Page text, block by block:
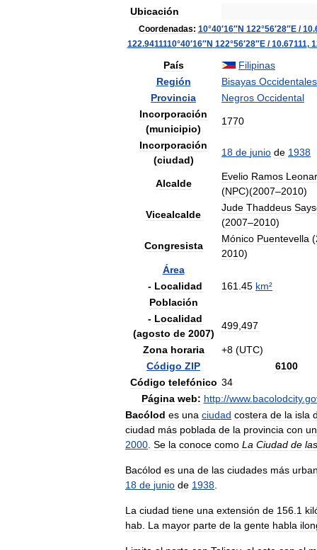
Ubicación
Coordenadas: 10°40′16″N 122°56′28″E/10.
122.9411110°40′16″N 122°56′28″E/10.67111,
País
Filipinas
Región
Bisayas Occidentales
Provincia
Negros Occidental
Incorporación
(municipio)
1770
Incorporación
(ciudad)
18 de junio de 1938
Alcalde
Evelio Ramos
(NPC)(2007–2010)
Vicealcalde
Jude Thaddeus
(2007–2010)
Congresista
Mónico Puentevella (
2010)
Área
- Localidad 161 45 km²
Población
- Localidad
(agosto de 2007)
499 497
Zona horaria +8 (UTC)
Código ZIP
6100
Código telefónico 34
Página web: http://www. bacolodcity.
Bacólod es una ciudad costera de la isla
ciudad más poblada de la provincia con
2000 Se la conoce como La Ciudad de las
Bacólod es una de las ciudades más
18 de junio de 1938
La ciudad tiene una extensión de 156 1
hab La mayor parte de la gente habla